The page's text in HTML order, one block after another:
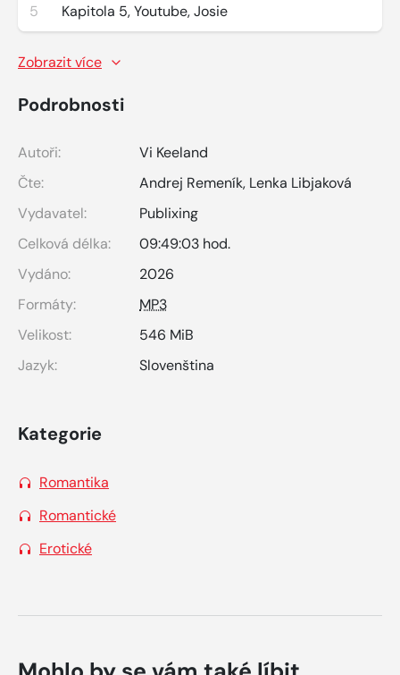
5 Kapitola 5, Youtube, Josie
Zobrazit více
Podrobnosti
Autoři:
Vi Keeland
Čte:
Andrej Remeník, Lenka Libjaková
Vydavatel:
Publixing
Celková délka:
09:49:03 hod.
Vydáno:
2026
Formáty:
MP3
Velikost:
546 MiB
Jazyk:
Slovenština
Kategorie
Romantika
Romantické
Erotické